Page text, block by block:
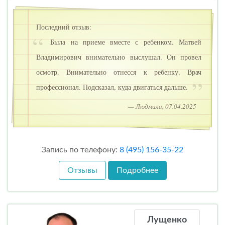
Последний отзыв:
Была на приеме вместе с ребенком. Матвей
Владимирович внимательно выслушал. Он провел
осмотр. Внимательно отнесся к ребенку. Врач
профессионал. Подсказал, куда двигаться дальше.
— Людмила, 07.04.2025
Запись по телефону: 8 (495) 156-35-22
Отзывы Подробнее
Лущенко